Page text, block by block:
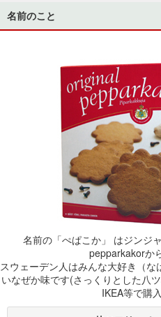
名前のこと
名前の「ぺぱこか」 はジンジ
pepparkakorか
スウェーデン人はみんな大好き（
いなぜか味です(さっくりとした八
IKEA等で購